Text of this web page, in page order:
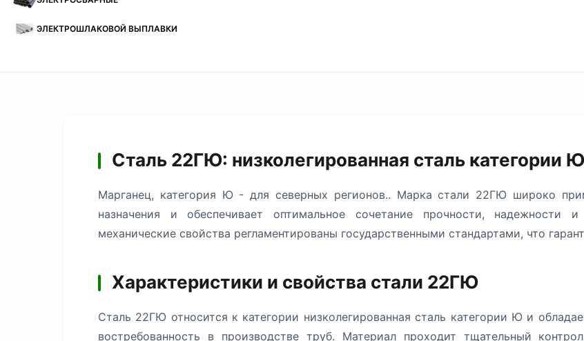
ЭЛЕКТРОШЛАКОВОЙ ВЫПЛАВКИ
Сталь 22ГЮ: низколегированная сталь категории Ю
Марганец, категория Ю - для северных регионов.. Марка стали 22ГЮ широко
назначения и обеспечивает оптимальное сочетание прочности, надежности
механические свойства регламентированы государственными стандартами, что
Характеристики и свойства стали 22ГЮ
Сталь 22ГЮ относится к категории низколегированная сталь категории Ю и
востребованность в производстве труб. Материал проходит тщательный